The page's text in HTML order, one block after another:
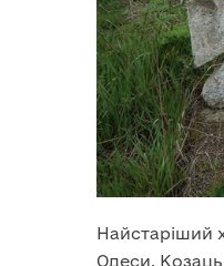
Найстаріший
Одеси.